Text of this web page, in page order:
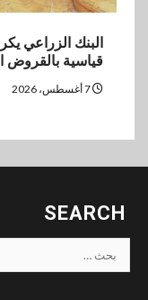
البنك الزراعي
قياسية بالقروض
SEARCH
البحث
عن: